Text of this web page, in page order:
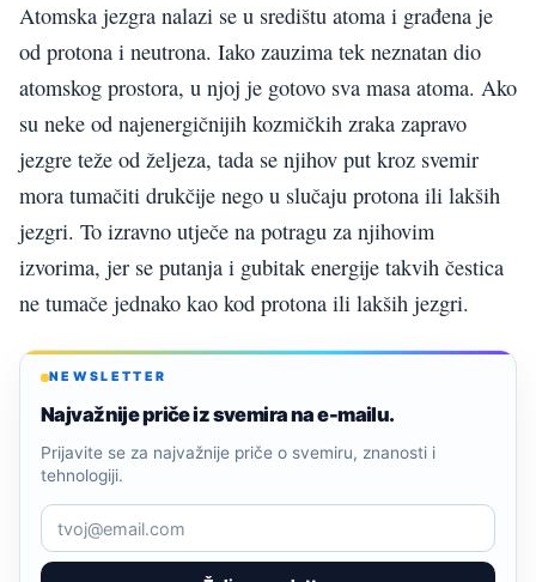
Atomska jezgra nalazi se u središtu atoma i građena je
od protona i neutrona. Iako zauzima tek neznatan dio
atomskog prostora, u njoj je gotovo sva masa atoma. Ako
su neke od najenergičnijih kozmičkih zraka zapravo
jezgre teže od željeza, tada se njihov put kroz svemir
mora tumačiti drukčije nego u slučaju protona ili lakših
jezgri. To izravno utječe na potragu za njihovim
izvorima, jer se putanja i gubitak energije takvih čestica
ne tumače jednako kao kod protona ili lakših jezgri.
NEWSLETTER
Najvažnije priče iz svemira na e-mailu.
Prijavite se za najvažnije priče o svemiru, znanosti i
tehnologiji.